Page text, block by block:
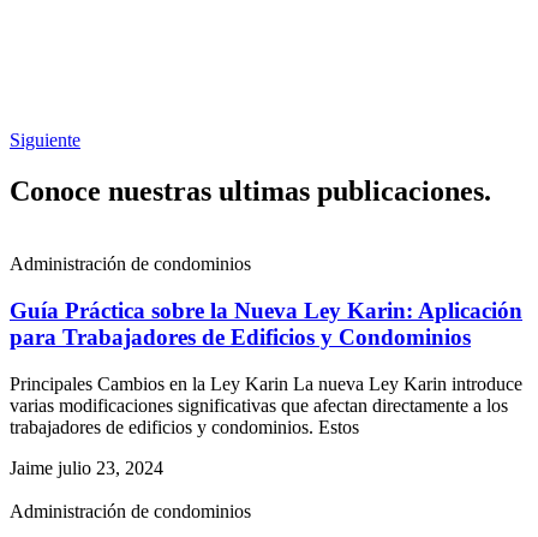
Siguiente
Conoce nuestras ultimas publicaciones.
Administración de condominios
Guía Práctica sobre la Nueva Ley Karin: Aplicación
para Trabajadores de Edificios y Condominios
Principales Cambios en la Ley Karin La nueva Ley Karin introduce
varias modificaciones significativas que afectan directamente a los
trabajadores de edificios y condominios. Estos
Jaime julio 23, 2024
Administración de condominios